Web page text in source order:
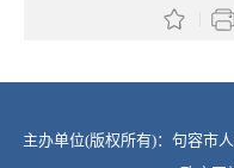
主办单位(版权所有)：句容